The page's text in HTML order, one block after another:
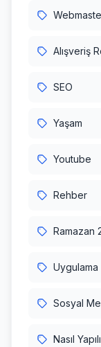
Alışveriş
SEO
Yaşam
Youtube
Rehber
Ramazan
Uygulama
Sosyal
Nasıl